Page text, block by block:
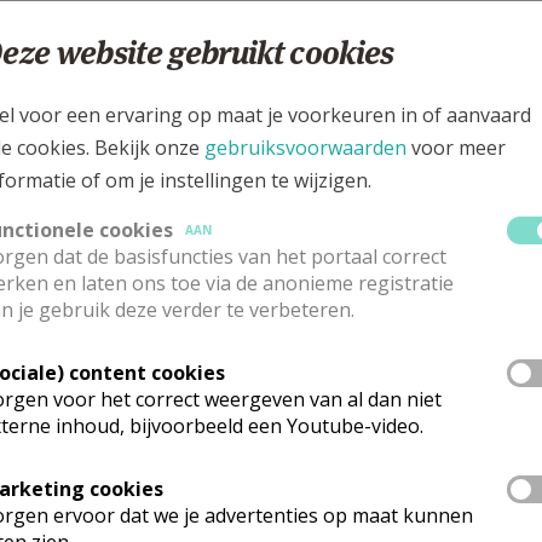
kan gemaakt worden met pastoor Michael of met
website gebruikt cookies
voor een ervaring op maat je voorkeuren in of aanvaard
cookies. Bekijk onze gebruiksvoorwaarden voor meer
of om je instellingen te wijzigen.
cookies
AAN
dat de basisfuncties van het portaal correct
en laten ons toe via de anonieme registratie
je gebruik deze verder te verbeteren.
content cookies
voor het correct weergeven van al dan niet
inhoud, bijvoorbeeld een Youtube-video.
cookies
ervoor dat we je advertenties op maat kunnen